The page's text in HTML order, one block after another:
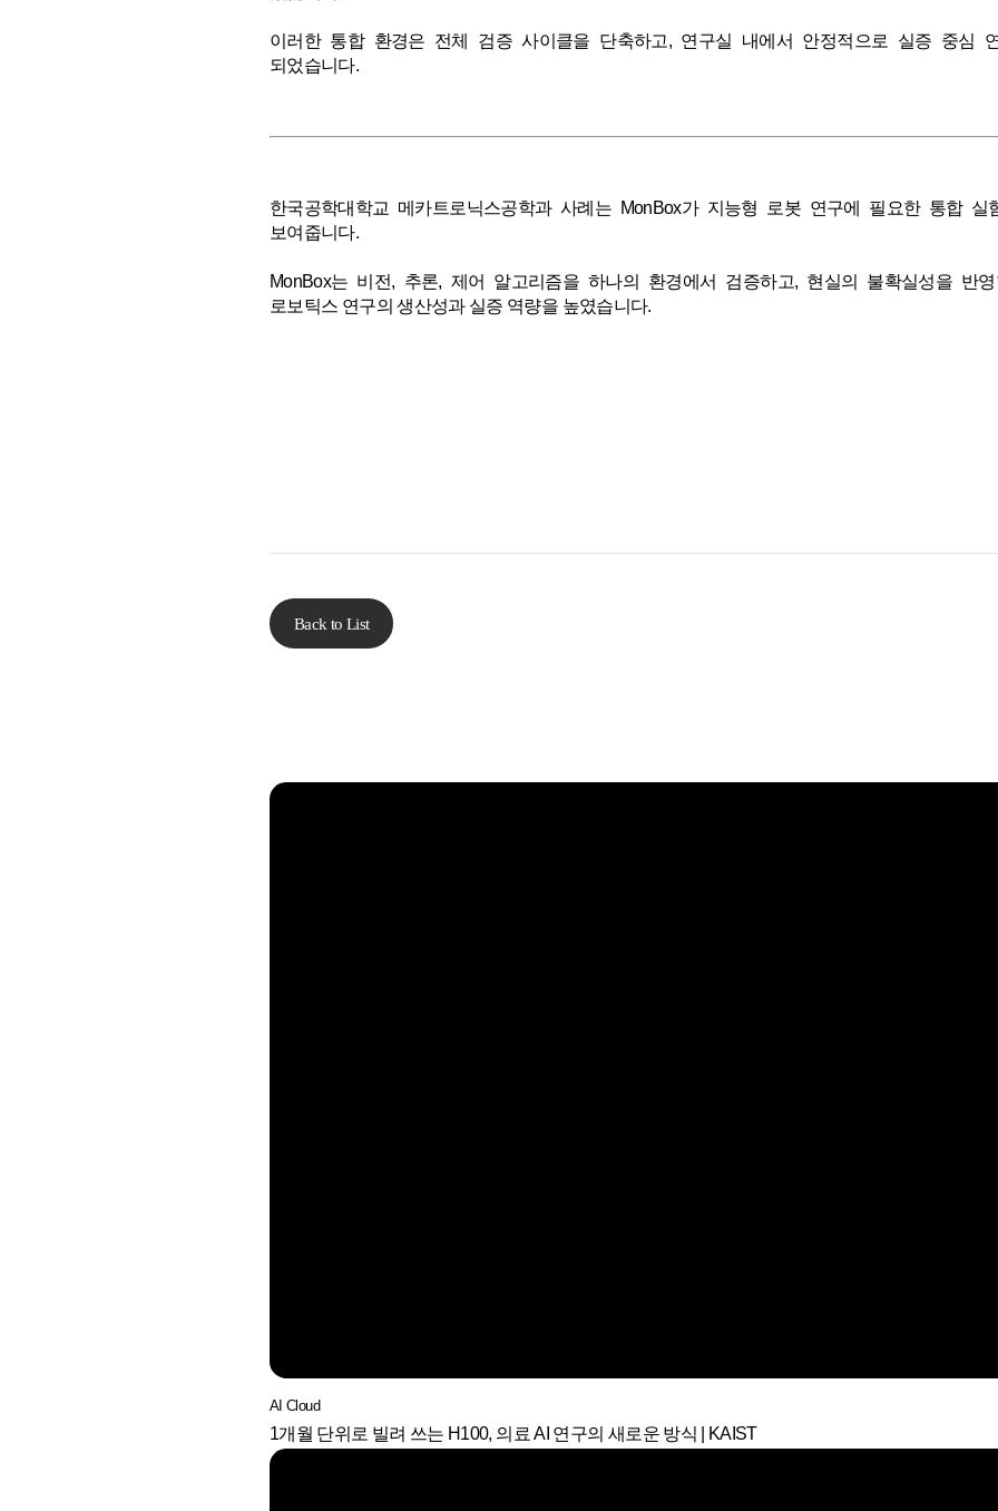
이러한 통합 환경은 전체 검증 사이클을 단축하고, 연구실 내에서 안정적으로 실증 중심
되었습니다.
한국공학대학교 메카트로닉스공학과 사례는 MonBox가 지능형 로봇 연구에 필요한 통합
보여줍니다.
MonBox는 비전, 추론, 제어 알고리즘을 하나의 환경에서 검증하고, 현실의 불확실성을 반
로보틱스 연구의 생산성과 실증 역량을 높였습니다.
Back to List
AI Cloud
1개월 단위로 빌려 쓰는 H100, 의료 AI 연구의 새로운 방식 | KAIST